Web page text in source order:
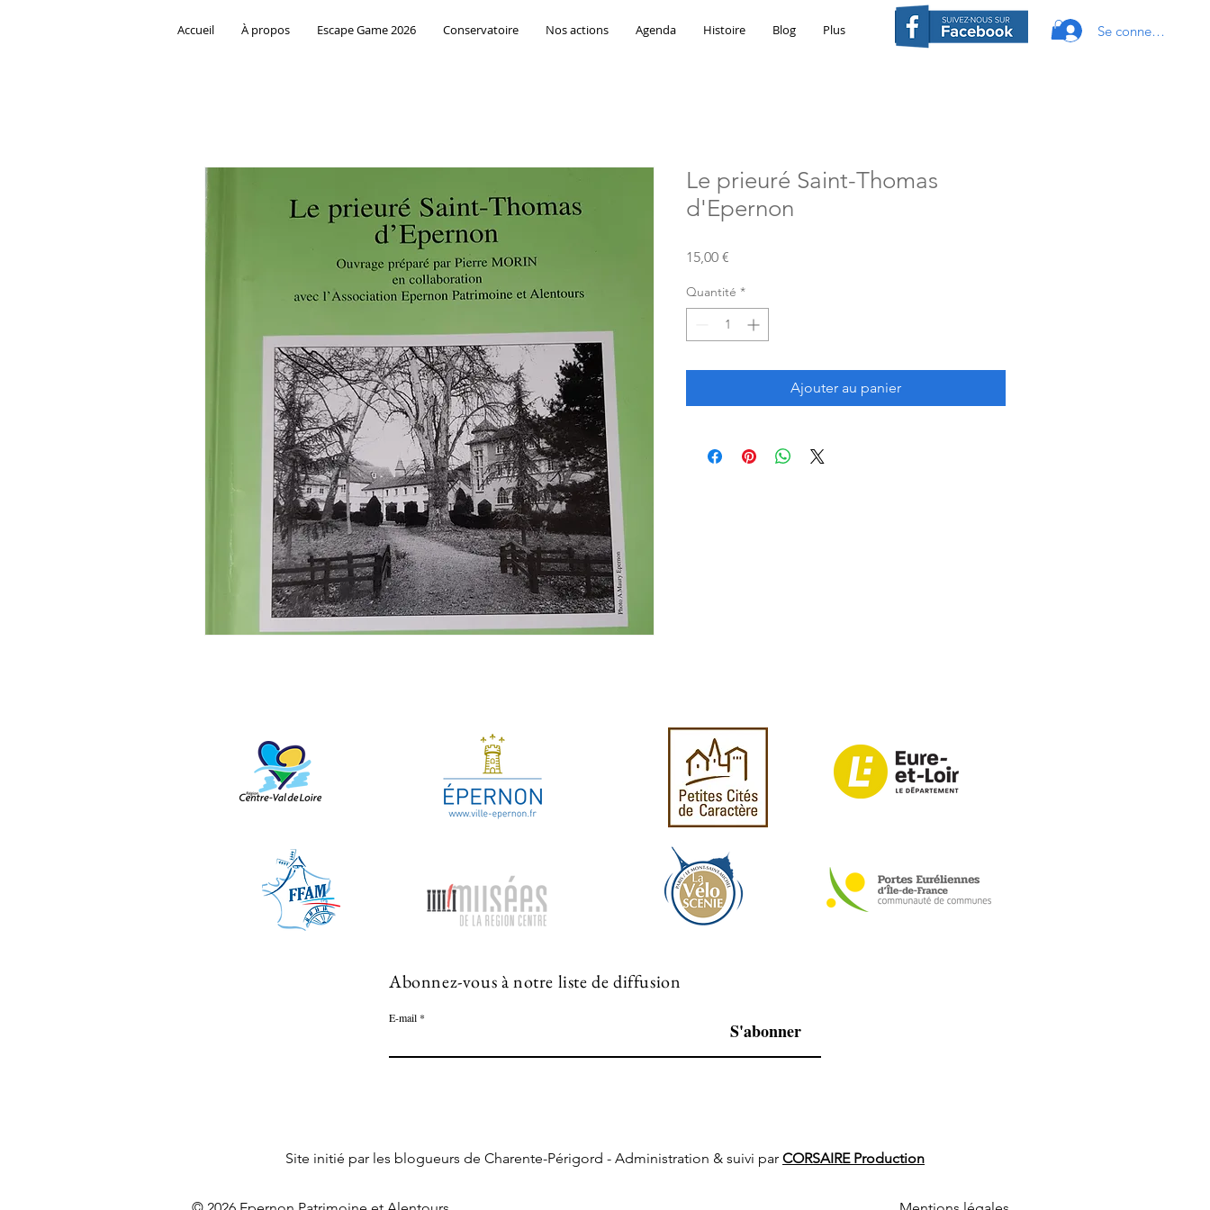
Accueil À propos Escape Game 2026 Conservatoire Nos actions Agenda Histoire Blog Plus Se connecter
Le prieuré Saint-Thomas
d'Epernon
15,00 €
Quantité *
Ajouter au panier
Abonnez-vous à notre liste de diffusion
E-mail
S'abonner
Site initié par les blogueurs de Charente-Périgord - Administration & suivi par CORSAIRE Production